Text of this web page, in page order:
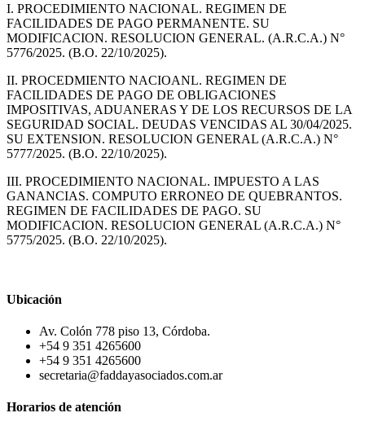
I. PROCEDIMIENTO NACIONAL. REGIMEN DE
FACILIDADES DE PAGO PERMANENTE. SU
MODIFICACION. RESOLUCION GENERAL. (A.R.C.A.) N°
5776/2025. (B.O. 22/10/2025).
II. PROCEDMIENTO NACIOANL. REGIMEN DE
FACILIDADES DE PAGO DE OBLIGACIONES
IMPOSITIVAS, ADUANERAS Y DE LOS RECURSOS DE LA
SEGURIDAD SOCIAL. DEUDAS VENCIDAS AL 30/04/2025.
SU EXTENSION. RESOLUCION GENERAL (A.R.C.A.) N°
5777/2025. (B.O. 22/10/2025).
III. PROCEDIMIENTO NACIONAL. IMPUESTO A LAS
GANANCIAS. COMPUTO ERRONEO DE QUEBRANTOS.
REGIMEN DE FACILIDADES DE PAGO. SU
MODIFICACION. RESOLUCION GENERAL (A.R.C.A.) N°
5775/2025. (B.O. 22/10/2025).
Ubicación
Av. Colón 778 piso 13, Córdoba.
+54 9 351 4265600
+54 9 351 4265600
secretaria@faddayasociados.com.ar
Horarios de atención